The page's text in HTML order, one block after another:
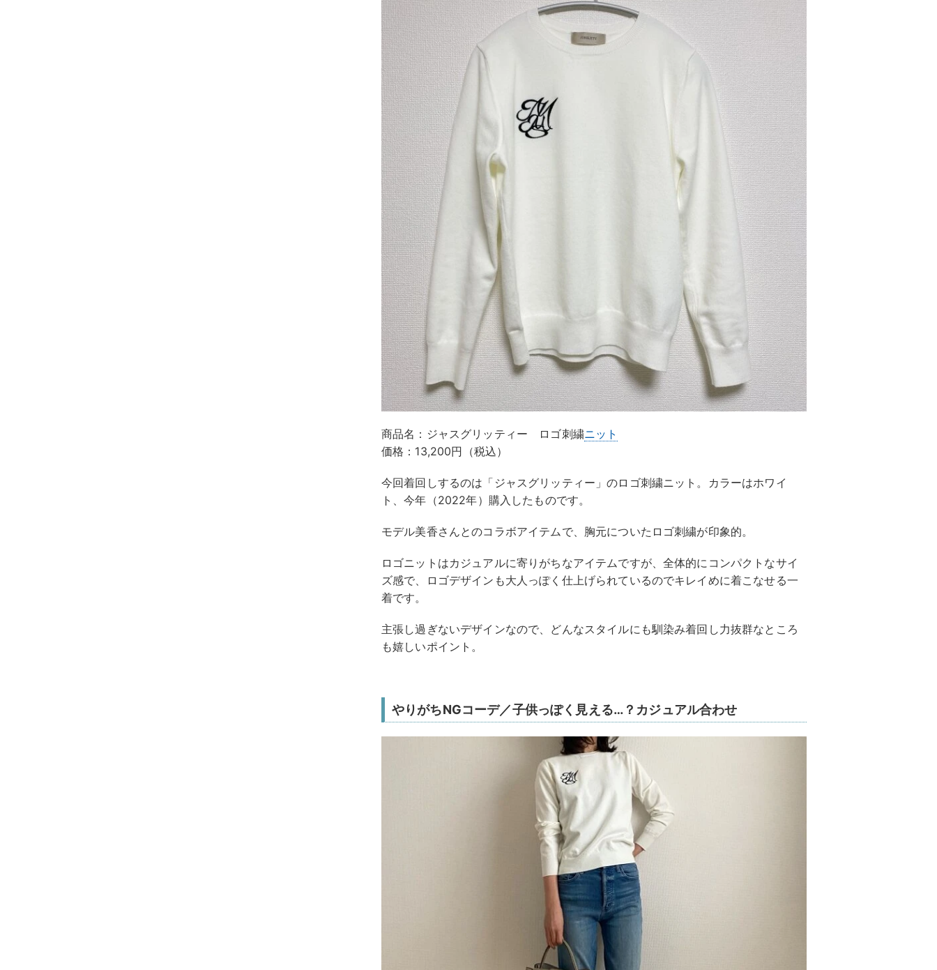
商品名：ジャスグリッティー ロゴ刺繍ニット
価格：13,200円（税込）
今回着回しするのは「ジャスグリッティー」のロゴ刺繍ニット。カラーはホワイ
ト、今年（2022年）購入したものです。
モデル美香さんとのコラボアイテムで、胸元についたロゴ刺繍が印象的。
ロゴニットはカジュアルに寄りがちなアイテムですが、全体的にコンパクトなサイ
ズ感で、ロゴデザインも大人っぽく仕上げられているのでキレイめに着こなせる一
着です。
主張し過ぎないデザインなので、どんなスタイルにも馴染み着回し力抜群なところ
も嬉しいポイント。
やりがちNGコーデ／子供っぽく見える…？カジュアル合わせ